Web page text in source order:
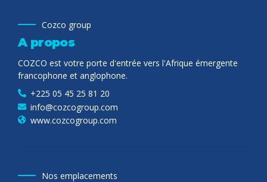
Cozco group
A propos
COZCO est votre porte d'entrée vers l'Afrique émergente
francophone et anglophone.
+225 05 45 25 81 20
info@cozcogroup.com
www.cozcogroup.com
Nos emplacements